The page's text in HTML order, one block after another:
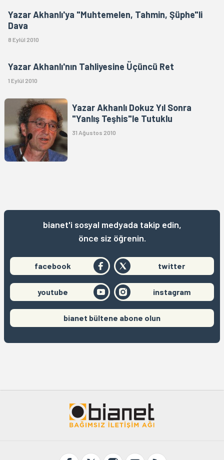
Yazar Akhanlı'ya "Muhtemelen, Tahmin, Şüphe"li
Dava
8 Eylül 2010
Yazar Akhanlı'nın Tahliyesine Üçüncü Ret
1 Eylül 2010
Yazar Akhanlı Dokuz Yıl Sonra
"Yanlış Teşhis"le Tutuklu
31 Ağustos 2010
bianet'i sosyal medyada takip edin,
önce siz öğrenin.
facebook twitter
youtube instagram
bianet bültene abone olun